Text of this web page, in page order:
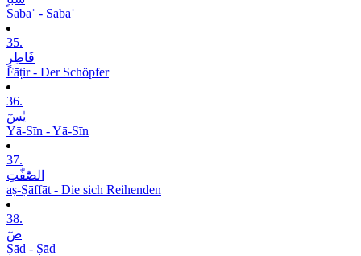
Sabaʾ - Sabaʾ
35.
فَاطِرٍ
Fāṭir - Der Schöpfer
36.
یٰسٓ
Yā-Sīn - Yā-Sīn
37.
الصّٰٓفّٰتِ
aṣ-Ṣāffāt - Die sich Reihenden
38.
صٓ
Ṣād - Ṣād